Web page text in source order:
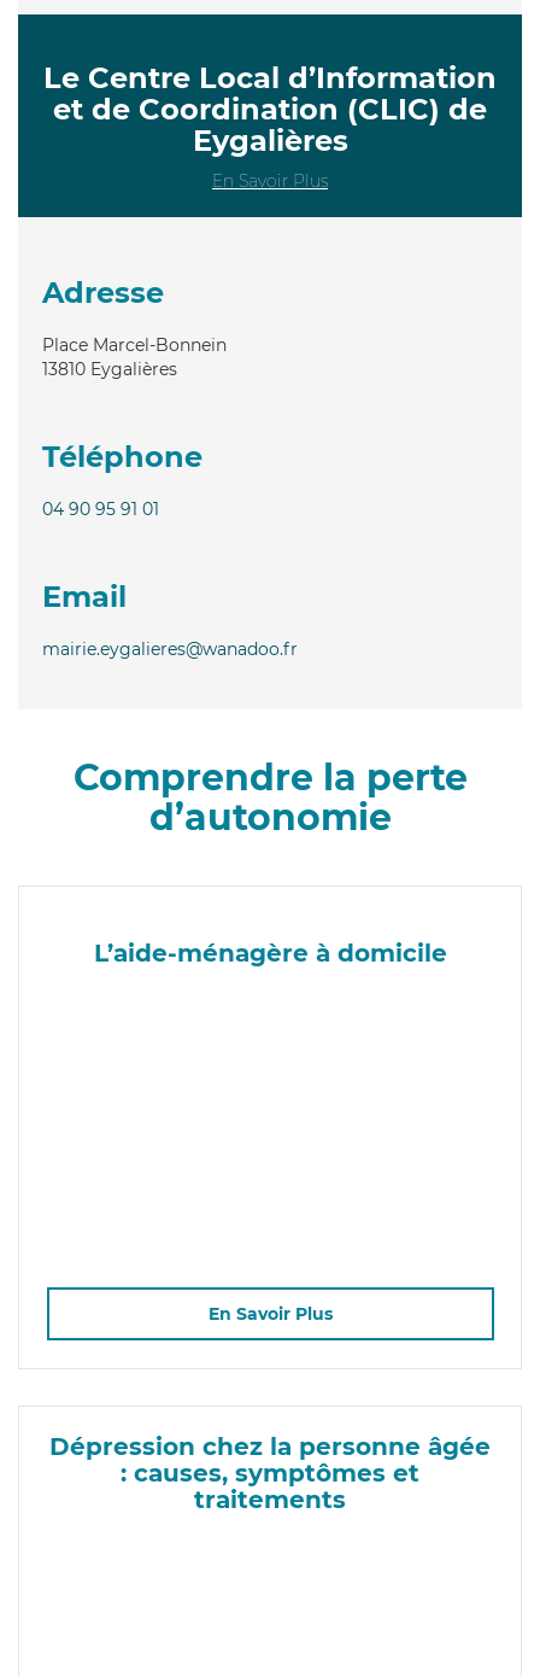
Le Centre Local d’Information
et de Coordination (CLIC) de
Eygalières
En Savoir Plus
Adresse
Place Marcel-Bonnein
13810 Eygalières
Téléphone
04 90 95 91 01
Email
mairie.eygalieres@wanadoo.fr
Comprendre la perte
d’autonomie
L’aide-ménagère à domicile
En Savoir Plus
Dépression chez la personne âgée
: causes, symptômes et
traitements